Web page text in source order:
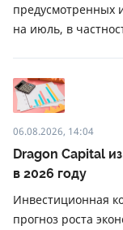
предусмотренных
на июль, в
06.08.2026, 14:04
Dragon Capital
в 2026 году
Инвестиционная
прогноз роста